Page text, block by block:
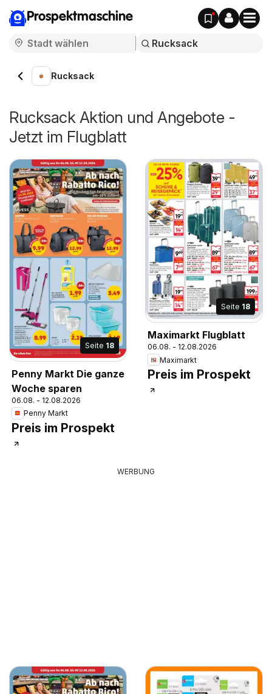
Prospektmaschine
Rucksack
Rucksack Aktion und Angebote -
Jetzt im Flugblatt
Seite 18
Penny Markt Die ganze
Woche sparen
06.08. - 12.08.2026
Penny Markt
Preis im Prospekt
Seite 18
Maximarkt Flugblatt
06.08. - 12.08.2026
Maximarkt
Preis im Prospekt
WERBUNG